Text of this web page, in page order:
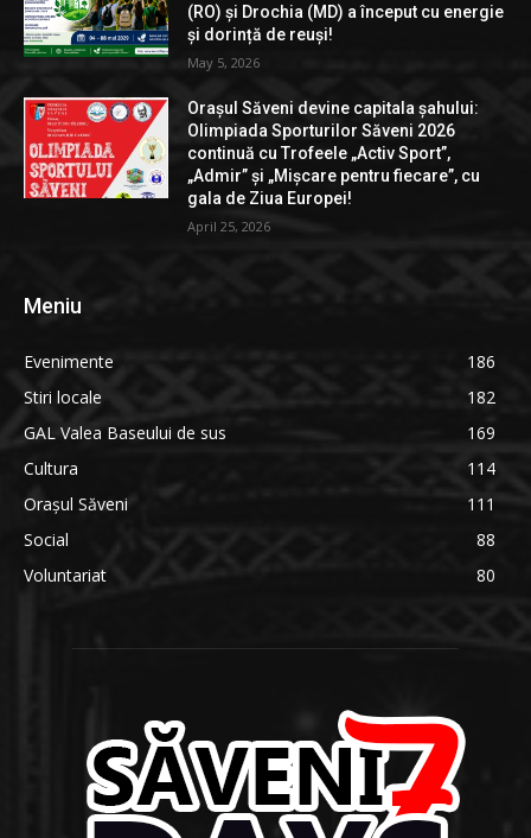
(RO) și Drochia (MD) a început cu energie
și dorință de reuși!
May 5, 2026
Orașul Săveni devine capitala șahului:
Olimpiada Sporturilor Săveni 2026
continuă cu Trofeele „Activ Sport”,
„Admir” și „Mișcare pentru fiecare”, cu
gala de Ziua Europei!
April 25, 2026
Meniu
Evenimente
186
Stiri locale
182
GAL Valea Baseului de sus
169
Cultura
114
Orașul Săveni
111
Social
88
Voluntariat
80